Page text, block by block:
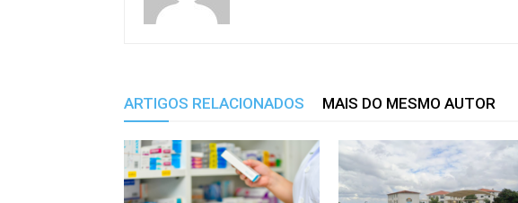
ARTIGOS RELACIONADOS MAIS DO MESMO AUTOR